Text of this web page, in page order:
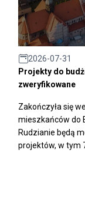
2026-07-31
Projekty do
zweryfikowane
Zakończyła się
mieszkańców do
Rudzianie będą
projektów, w tym